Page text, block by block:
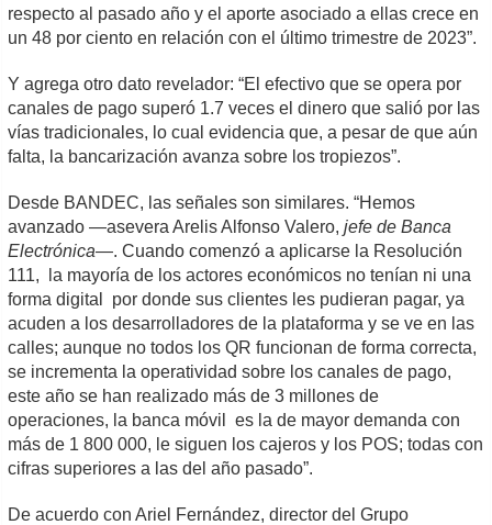
respecto al pasado año y el aporte asociado a ellas crece en
un 48 por ciento en relación con el último trimestre de 2023”.
Y agrega otro dato revelador: “El efectivo que se opera por
canales de pago superó 1.7 veces el dinero que salió por las
vías tradicionales, lo cual evidencia que, a pesar de que aún
falta, la bancarización avanza sobre los tropiezos”.
Desde BANDEC, las señales son similares. “Hemos
avanzado —asevera Arelis Alfonso Valero,jefe de Banca
Electrónica—. Cuando comenzó a aplicarse la Resolución
111, la mayoría de los actores económicos no tenían ni una
forma digital por donde sus clientes les pudieran pagar, ya
acuden a los desarrolladores de la plataforma y se ve en las
calles; aunque no todos los QR funcionan de forma correcta,
se incrementa la operatividad sobre los canales de pago,
este año se han realizado más de 3 millones de
operaciones, la banca móvil es la de mayor demanda con
más de 1 800 000, le siguen los cajeros y los POS; todas con
cifras superiores a las del año pasado”.
De acuerdo con Ariel Fernández, director del Grupo